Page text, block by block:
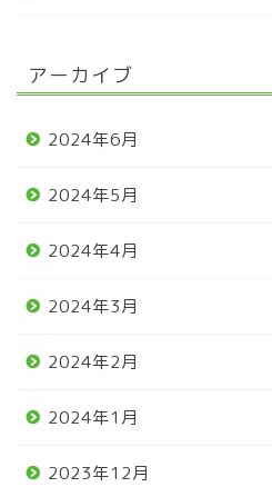
アーカイブ
2024年6月
2024年5月
2024年4月
2024年3月
2024年2月
2024年1月
2023年12月